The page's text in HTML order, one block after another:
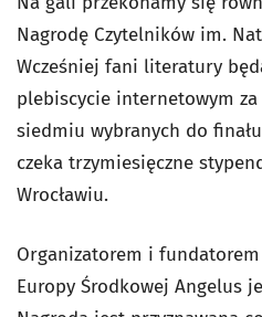
Nagrodę Czytelników im.
Wcześniej fani literatury
plebiscycie internetowym
siedmiu wybranych do
czeka trzymiesięczne
Wrocławiu.
Organizatorem i
Europy Środkowej Angelus